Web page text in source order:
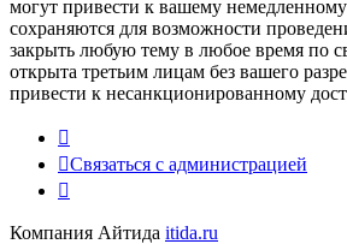
могут привести к вашему
сохраняются для возможности
закрыть любую тему в любое время по
открыта третьим лицам без вашего
привести к несанкционированному
Связаться с администрацией
Компания Айтида itida.ru